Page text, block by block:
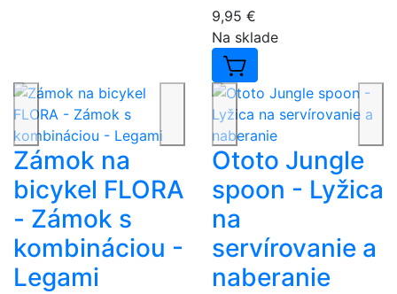
9,95 €
Na sklade
Zámok na
bicykel FLORA
- Zámok s
kombináciou -
Legami
Ototo Jungle
spoon - Lyžica
na
servírovanie a
naberanie